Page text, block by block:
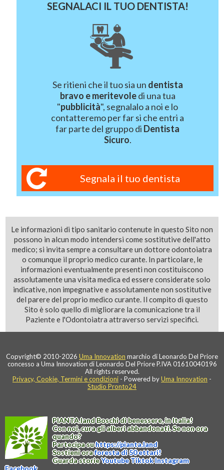
SEGNALACI IL TUO DENTISTA!
Se ritieni che il tuo sia un dentista
bravo e meritevoledi una tua
"pubblicità", segnalalo a noi e lo
contatteremo per far si che entri a
far parte del gruppo di Dentista
Sicuro.
Segnala il tuo dentista
Le informazioni di tipo sanitario contenute in questo Sito non
possono in alcun modo intendersi come sostitutive dell'atto
medico; si invita sempre a consultare un dottore odontoiatra
o comunque il proprio medico curante. In particolare, le
informazioni eventualmente presenti non costituiscono
assolutamente una visita medica ed essere considerate solo
indicative, non impegnative e assolutamente non sostitutive
del parere del proprio medico curante. Il compito di questo
Sito è solo quello di migliorare la comunicazione tra il
Paziente e l'Odontoiatra attraverso servizi specifici.
Copyright© 2010-2026 Uma Innovation marchio di Leonardo Del Priore
concesso a Uma Innovation di Leonardo Del Priore P.IVA 01610040196
All rights reserved.
Privacy, Cookie, Termini e condizioni - Powered byUma Innovation -
Studio Pronto24
PIANTA.landBoschi di benessere, in Italia!
Con noi, cura gli alberi abbandonati. Se non ora
quando?
Partecipa suhttps://pianta.land
Sostieni oraforesta di 50 ettari!
Guarda storieYoutubeTiktokInstagram
Facebook